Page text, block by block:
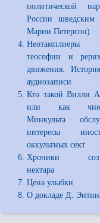
политической
России
Марии Петерсон)
Неотамплиеры
теософии и
движения.
аудиозаписи
Кто такой Вилли
или как
Минкульта
интересы
оккультных сект
Хроники
нектара
Цена улыбки
О докладе Д.